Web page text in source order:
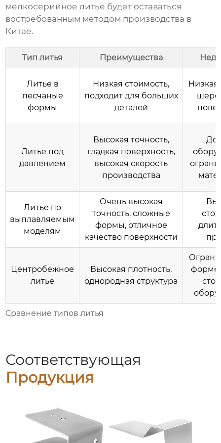
мелкосерийное литье будет оставаться
востребованным методом производства в
Китае.
Сравнение типов литья
Тип литья Преимущества
Литье в
песчаные
формы
Низкая стоимость,
подходит для больших
деталей
Низкая
Литье под
давлением
Высокая точность,
гладкая поверхность,
высокая скорость
производства
Литье по
выплавляемым
моделям
Очень высокая
точность, сложные
формы, отличное
качество поверхности
Центробежное
литье
Высокая плотность,
однородная структура
форме,
Соответствующая
Продукция